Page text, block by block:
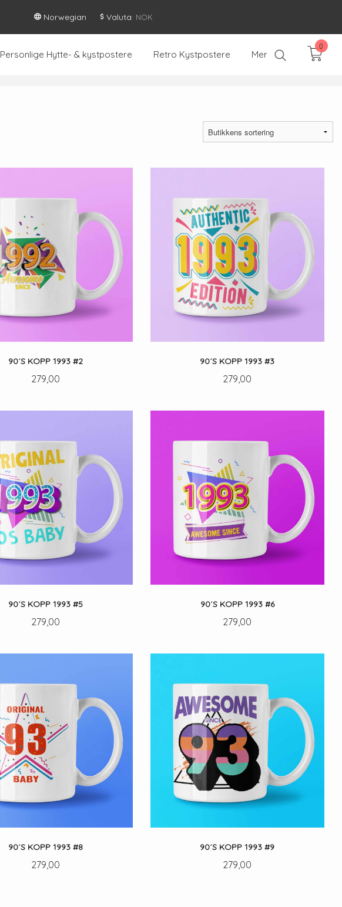
Norwegian Valuta: NOK
Personlige Hytte- & kystpostere Retro Kystpostere Mer
0
90´S KOPP 1993 #2
Pris
279,00
90´S KOPP 1993 #3
Pris
279,00
90´S KOPP 1993 #5
Pris
279,00
90´S KOPP 1993 #6
Pris
279,00
90´S KOPP 1993 #8
Pris
279,00
90´S KOPP 1993 #9
Pris
279,00